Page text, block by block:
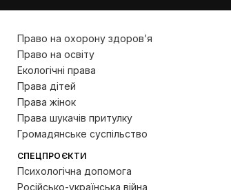
Право на охорону здоров’я
Право на освіту
Екологічні права
Права дітей
Права жінок
Права шукачів притулку
Громадянське суспільство
СПЕЦПРОЄКТИ
Психологічна допомога
Російсько-українська війна